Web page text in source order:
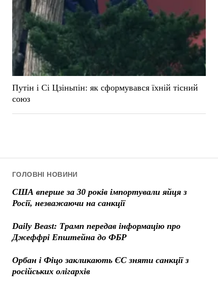
ГОЛОВНІ НОВИНИ
США вперше за 30 років імпортували яйця з
Росії, незважаючи на санкції
Daily Beast: Трамп передав інформацію про
Джеффрі Епштейна до ФБР
Орбан і Фіцо закликають ЄС зняти санкції з
російських олігархів
Путін і Сі Цзіньпін: як сформувався їхній тісний
союз